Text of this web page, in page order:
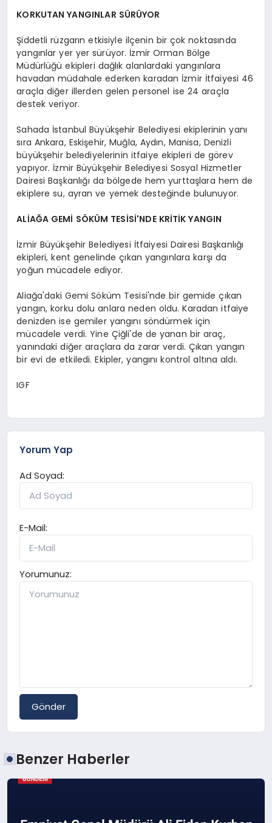
KORKUTAN YANGINLAR SÜRÜYOR
Şiddetli rüzgarın etkisiyle ilçenin bir çok noktasında
yangınlar yer yer sürüyor. İzmir Orman Bölge
Müdürlüğü ekipleri dağlık alanlardaki yangınlara
havadan müdahale ederken karadan İzmir İtfaiyesi 46
araçla diğer illerden gelen personel ise 24 araçla
destek veriyor.
Sahada İstanbul Büyükşehir Belediyesi ekiplerinin yanı
sıra Ankara, Eskişehir, Muğla, Aydın, Manisa, Denizli
büyükşehir belediyelerinin itfaiye ekipleri de görev
yapıyor. İzmir Büyükşehir Belediyesi Sosyal Hizmetler
Dairesi Başkanlığı da bölgede hem yurttaşlara hem de
ekiplere su, ayran ve yemek desteğinde bulunuyor.
ALİAĞA GEMİ SÖKÜM TESİSİ'NDE KRİTİK YANGIN
İzmir Büyükşehir Belediyesi İtfaiyesi Dairesi Başkanlığı
ekipleri, kent genelinde çıkan yangınlara karşı da
yoğun mücadele ediyor.
Aliağa'daki Gemi Söküm Tesisi'nde bir gemide çıkan
yangın, korku dolu anlara neden oldu. Karadan itfaiye
denizden ise gemiler yangını söndürmek için
mücadele verdi. Yine Çiğli'de de yanan bir araç,
yanındaki diğer araçlara da zarar verdi. Çıkan yangın
bir evi de etkiledi. Ekipler, yangını kontrol altına aldı.
IGF
Yorum Yap
Ad Soyad:
E-Mail:
Yorumunuz:
Gönder
Benzer Haberler